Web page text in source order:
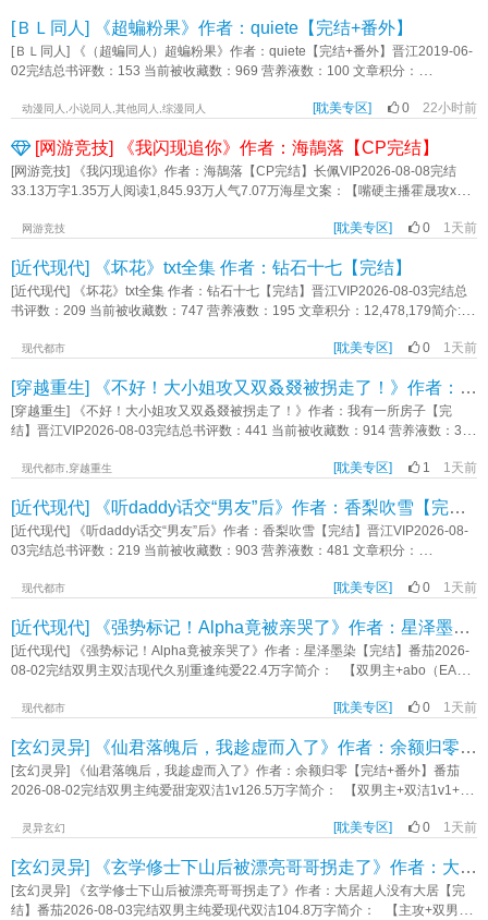
到猫一样，既好笑又好玩。 后来有一次，沈栖闻帮醉酒的青年换衣服，身体
的反应让他整个人震惊了。 再后来沈栖闻表示想撕掉离婚协议，假戏真
做...... 高冷闷骚攻VS阳光开朗受 内容标签： 都市 豪门世家 恋爱合约 甜
双沦陷 立意：积极生活，努力向上《协议结婚后总裁他想假戏真做》作者：
云落闲庭
不会做饭，注意注意慢热小甜饼，没啥剧情中午12点更新《通俗爱情》作者：半
缘修道
[ＢＬ同人] 《超蝙粉果》作者：quiete【完结+番外】
[ＢＬ同人] 《（超蝙同人）超蝙粉果》作者：quiete【完结+番外】晋江2019-06-
02完结总书评数：153 当前被收藏数：969 营养液数：100 文章积分：
结，但是因为还要放番外什么的，就没改进度_(:з」∠)_ 谢谢理解 ┄┄
众人蝙蝠家族 其它：超蝠 一句话简介：一个粉色果子引发的惨案 立
意：原创网址：https://www.jjwxc.net/onebook.php?novelid=3619632原创网第
39章已锁，欢迎补全；《超蝙粉果》作者：quiete
动漫同人,小说同人,其他同人,综漫同人 [耽美专区] 0 22小时前
[网游竞技] 《我闪现追你》作者：海鶄落【CP完结】
[网游竞技] 《我闪现追你》作者：海鶄落【CP完结】长佩VIP2026-08-08完结
33.13万字1.35万人阅读1,845.93万人气7.07万海星文案：【嘴硬主播霍晟攻x嘴
以有志向的理想青年纷纷转会，只留下钟见微一个留守野王。老板十分感动说小
经天才少年惊艳出道，但生活不是理想，队友比想象中蠢，对手比想象中强，队
伍成绩一落千丈。脾气和成绩不匹配的钟见微无人问津。新赛季开始，在老板垂
死挣扎下，钟见微迎来了自己的新队友。上单沉默，中单自恋，ad阴郁，辅助做
车，爱情不期而遇。钟见微：“为什么反向闪现？”霍晟：“那是我网卡了。”钟见
么宽带说出来我避雷下。”吵闹但快乐的游戏中，负面情绪渐渐好转，战队成绩也
负极转正。事实证明便宜也能有好货，新的LFJ竟然跌跌撞撞冲进第一赛段季后
赛。霍晟：“我觉得你要拿冠军。”钟见微：“我做梦都不敢这么做。”霍晟：“胆小
你》作者：海鶄落
网游竞技 [耽美专区] 0 1天前
[近代现代] 《坏花》txt全集 作者：钻石十七【完结】
[近代现代] 《坏花》txt全集 作者：钻石十七【完结】晋江VIP2026-08-03完结总
书评数：209 当前被收藏数：747 营养液数：195 文章积分：12,478,179简介:
开坏了的花。 花瓣卷曲，叶片发黄，都是这朵花没有被静心照顾过的痕迹。 -
嚎啕一阵之后，要求何鹜对他负责。 他晃荡着不太清醒的小脑袋，按照妈妈教过
他的，提出两点要求。 一、不能让他没钱花。 二、不能让他掉眼泪。 当时的何
鹜没有答应下来，因为他和白黎礼之间真的什么都没发生。 即便是后来，这两条
着手指掉眼泪。 哭的最厉害的一次，却不是在床上。 那天，白黎礼光着脚站在
歪扭扭四个大字“妈妈说的”。 他的妈妈白荷是深市上流社会里的“职业情人”，她
把自己“职业生涯”总结的所有经验都传授给了白黎礼。 白黎礼就这样懵懂地跟着
妈妈的脚步，拙劣地用自己的身体去讨好别人。 妈妈教了他太多，本子上密密麻
教过他关于感情的一切。 这太难了，白黎礼想，爱是太难的东西，妈妈没教过，
示： 【文案情节在第五章】 【双C，双箭头，HE】内容标签： 都市 豪门世家
情有独钟 天作之合 天之骄子 业界精英主角:白黎礼 何鹜一句话简介：漂亮笨蛋X
寡言年上立意：面对逆境也要用乐观的心态战胜困难《坏花》作者：钻石十七
现代都市 [耽美专区] 0 1天前
[穿越重生] 《不好！大小姐攻又双叒叕被拐走了！》作者：我有一所房子【完结】
[穿越重生] 《不好！大小姐攻又双叒叕被拐走了！》作者：我有一所房子【完
结】晋江VIP2026-08-03完结总书评数：441 当前被收藏数：914 营养液数：326
毕业后的一次聚会上，韩先堇听见那个素来文静乖巧的好学生温安绛跳楼了。他
自己多年。一次意外车祸让韩先堇重生到高中时光，他看着满脸通红的温安绛低
笑一声：重来一次能救回他也好。他们在放学路上肩并肩，心照不宣地勾住对方
的手指，认为毕业了就好，可当连人带车溺在湖里时，才说出了那句爱你。第三
骂主角。4.你的雷点不等于我的雷点，不负责排雷，慎入。5.禁止一切贴脸ky言
安绛 ←←韩先堇其它：偏攻一句话简介：我重生了，重生在……立意：在心里种
花，人生才不会荒芜《不好！大小姐攻又双叒叕被拐走了！》作者：我有一所房
子
现代都市,穿越重生 [耽美专区] 1 1天前
[近代现代] 《听daddy话交“男友”后》作者：香梨吹雪【完结】
[近代现代] 《听daddy话交“男友”后》作者：香梨吹雪【完结】晋江VIP2026-08-
03完结总书评数：219 当前被收藏数：903 营养液数：481 文章积分：
后，洛清嘉险些被赶出闻家，幸好掌权叔叔闻琛收留他。刚开始他把闻琛当父亲
了对闻琛的感情，勇敢追爱。闻琛一再拒绝，说身份和年龄是鸿沟，说他太小分
不清依赖和爱慕，就是没说对他没意思。他觉得有戏，使劲施展魅力。直到那
天，他爬上闻琛的床。闻琛扯了领带绑住他作乱的手，无奈叹息：“嘉嘉，你找个
的失控，都解释为老父亲心态，容不得自家白菜被猪拱。直到那晚，他在酒店“等
感情服务，受出场就是成年后。年上丨13岁年龄差丨1v1双洁丨无副cp无血缘关
系丨不在同一户口本内容标签： 都市 豪门世家 情有独钟 甜文 钓系 高岭之花主
角:洛清嘉 闻琛其它：爹系，年上，双洁一句话简介：古板克制daddy破防了立
现代都市 [耽美专区] 0 1天前
[近代现代] 《强势标记！Alpha竟被亲哭了》作者：星泽墨染【完结】
[近代现代] 《强势标记！Alpha竟被亲哭了》作者：星泽墨染【完结】番茄2026-
08-02完结双男主双洁现代久别重逢纯爱22.4万字简介： 【双男主+abo（EA）
爱疯狂的商界大佬VS高傲到不可一世的天之骄子】 沈卓琂是个被万人追捧的
次联姻居然让始终站在顶端的自己沦为了下位者。 事后沈卓琂一脸厌恶的看
向面前的男人，他等待着对方提出这场交易的筹码。 可那天一向以利益为主
的商界大佬陆承封却平淡又认真的开口说道：“沈卓琂，我们谈谈感情吧。” 沈
稳内敛从不冲动。 可在沈卓琂眼里他却是个疯子。 没有人知道，京城里
都不知道。 我的爱被上帝高高捧起，又被你稳稳接住。《强势标记！Alpha竟
被亲哭了》作者：星泽墨染
现代都市 [耽美专区] 0 1天前
[玄幻灵异] 《仙君落魄后，我趁虚而入了》作者：余额归零【完结+番外】
[玄幻灵异] 《仙君落魄后，我趁虚而入了》作者：余额归零【完结+番外】番茄
2026-08-02完结双男主纯爱甜宠双洁1v126.5万字简介： 【双男主+双洁1v1+细
鱼。” “他怎么了？” “他给云殿那位仙君配了野兽发情的药。” 听话的人
子，好看吧。” 那他妈是手铐！ 身后天兵戳了戳他的脊梁骨，“走吧兄
弟。” “当人虽然要经历生老病死，六道轮回，但从某种意义上讲，怎么不算是
长生呢？” 朋友的话真的有安慰到季休鱼，他十分勉强扯了一个笑，“走了兄弟
灵异玄幻 [耽美专区] 0 1天前
[玄幻灵异] 《玄学修士下山后被漂亮哥哥拐走了》作者：大居超人没有大居【完结】
[玄幻灵异] 《玄学修士下山后被漂亮哥哥拐走了》作者：大居超人没有大居【完
结】番茄2026-08-03完结双男主纯爱现代双洁104.8万字简介： 【主攻+双男主